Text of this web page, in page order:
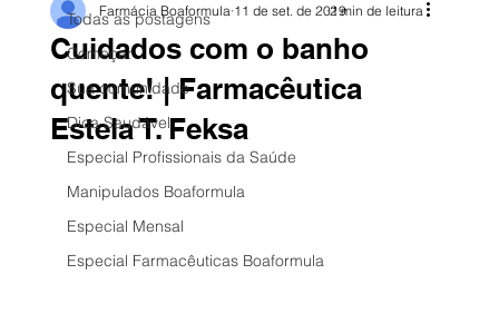
Todas as postagens
Começar
Sua comunidade
Dica Saudável
Especial Profissionais da Saúde
Manipulados Boaformula
Especial Mensal
Especial Farmacêuticas Boaformula
Cuidados com o banho
quente! | Farmacêutica
Estela T. Feksa
Farmácia Boaformula 11 de set. de 20192 min de leitura